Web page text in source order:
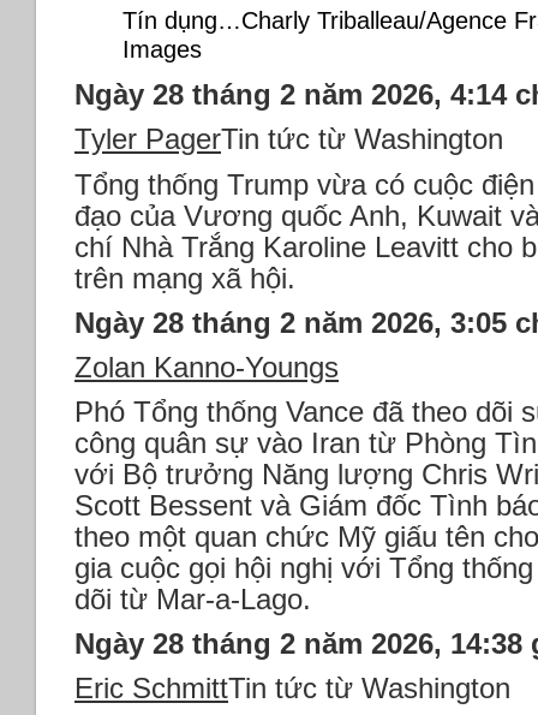
Tín dụng…Charly Triballeau/Agence
Images
Ngày 28 tháng 2 năm 2026, 4:14
Tyler PagerTin tức từ Washington
Tổng thống Trump vừa có cuộc
đạo của Vương quốc Anh, Kuwait
chí Nhà Trắng Karoline Leavitt cho
trên mạng xã hội.
Ngày 28 tháng 2 năm 2026, 3:05
Zolan Kanno-Youngs
Phó Tổng thống Vance đã theo dõi
công quân sự vào Iran từ Phòng
với Bộ trưởng Năng lượng Chris
Scott Bessent và Giám đốc Tình
theo một quan chức Mỹ giấu tên
gia cuộc gọi hội nghị với Tổng
dõi từ Mar-a-Lago.
Ngày 28 tháng 2 năm 2026,
Eric SchmittTin tức từ Washington